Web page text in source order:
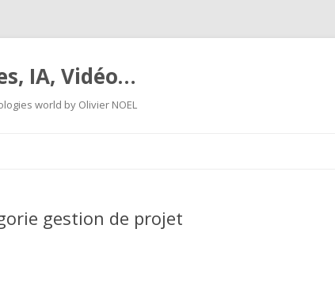
IA, Vidéo…
world by Olivier NOEL
gestion de projet